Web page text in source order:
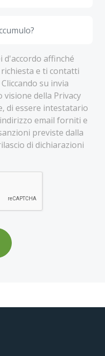
d'accordo affinché
e ti contatti
su invia
della Privacy
di essere intestatario
email forniti e
previste dalla
di dichiarazioni